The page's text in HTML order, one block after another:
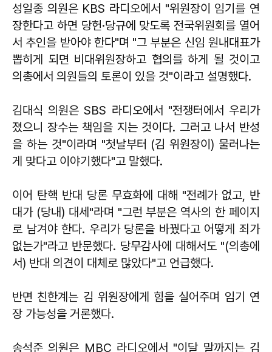
성일종 의원은 KBS 라디오에서 "위원장이 임기를 연
장한다고 하면 당헌·당규에 맞도록 전국위원회를 열어
서 추인을 받아야 한다"며 "그 부분은 신임 원내대표가
뽑히게 되면 비대위원장하고 협의를 하게 될 것이고
의총에서 의원들의 토론이 있을 것"이라고 설명했다.
김대식 의원은 SBS 라디오에서 "전쟁터에서 우리가
졌으니 장수는 책임을 지는 것이다. 그러고 나서 반성
을 하는 것"이라며 "첫날부터 (김 위원장이) 물러나는
게 맞다고 이야기했다"고 말했다.
이어 탄핵 반대 당론 무효화에 대해 "전례가 없고, 반
대가 (당내) 대세"라며 "그런 부분은 역사의 한 페이지
로 남겨야 한다. 우리가 당론을 바꿨다고 어떻게 죄가
없는가"라고 반문했다. 당무감사에 대해서도 "(의총에
서) 반대 의견이 대체로 많았다"고 언급했다.
반면 친한계는 김 위원장에게 힘을 실어주며 임기 연
장 가능성을 거론했다.
송석준 의원은 MBC 라디오에서 "이달 말까지는 김